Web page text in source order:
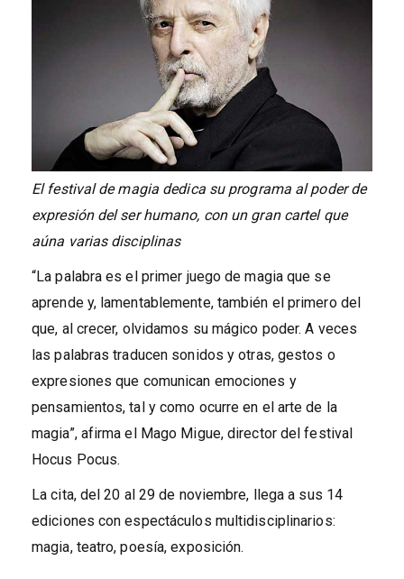
El festival de magia dedica su programa al poder de
expresión del ser humano, con un gran cartel que
aúna varias disciplinas
“La palabra es el primer juego de magia que se
aprende y, lamentablemente, también el primero del
que, al crecer, olvidamos su mágico poder. A veces
las palabras traducen sonidos y otras, gestos o
expresiones que comunican emociones y
pensamientos, tal y como ocurre en el arte de la
magia”, afirma el Mago Migue, director del festival
Hocus Pocus.
La cita, del 20 al 29 de noviembre, llega a sus 14
ediciones con espectáculos multidisciplinarios:
magia, teatro, poesía, exposición.